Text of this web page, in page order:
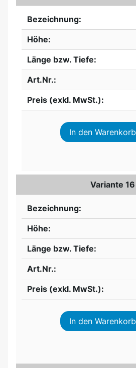
Bezeichnung:
Höhe:
Länge bzw. Tiefe:
Art.Nr.:
Preis (exkl. MwSt.):
In den Warenkorb
Variante 16
Bezeichnung:
Höhe:
Länge bzw. Tiefe:
Art.Nr.:
Preis (exkl. MwSt.):
In den Warenkorb